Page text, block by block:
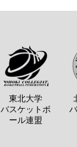
東北大学
バスケットボ
ール連盟